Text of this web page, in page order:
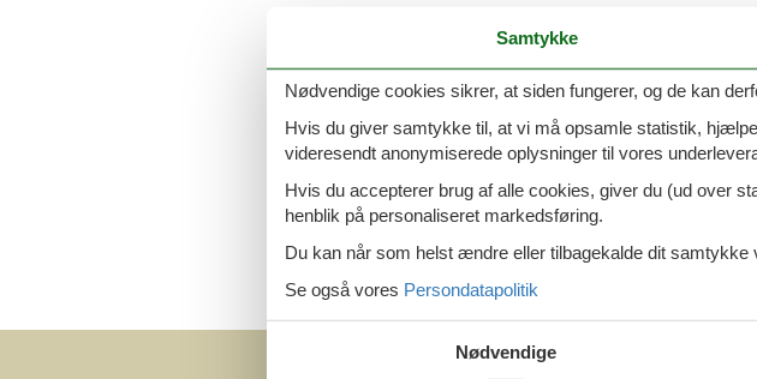
Samtykke
Nødvendige cookies sikrer, at siden fungerer, og de kan
Hvis du giver samtykke til, at vi må opsamle statistik,
videresendt anonymiserede oplysninger til vores
Hvis du accepterer brug af alle cookies, giver du (ud over
henblik på personaliseret markedsføring.
Du kan når som helst ændre eller tilbagekalde dit samtykke
Se også vores Persondatapolitik
Nødvendige